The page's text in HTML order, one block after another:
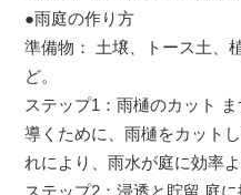
●雨庭の作り方
準備物： 土壌、トース土、
ど。
ステップ1：雨樋のカット
導くために、雨樋をカット
れにより、雨水が庭に効率
ステップ2：浸透と貯留 庭